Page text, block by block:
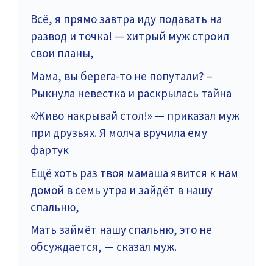
Всё, я прямо завтра иду подавать на
развод и точка! — хитрый муж строил
свои планы,
Мама, вы берега-то не попутали? –
Рыкнула невестка и раскрылась тайна
«Живо накрывай стол!» — приказал муж
при друзьях. Я молча вручила ему
фартук
Ещё хоть раз твоя мамаша явится к нам
домой в семь утра и зайдёт в нашу
спальню,
Мать займёт нашу спальню, это не
обсуждается, — сказал муж.